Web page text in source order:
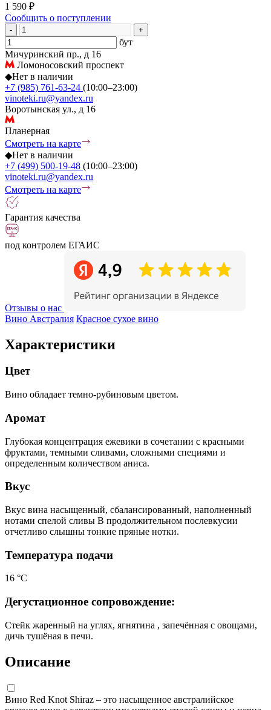
1 590 ₽
Сообщить о поступлении
- +
бут
Мичуринский пр., д 16
Ломоносовский проспект
◆Нет в наличии
+7 (985) 761-63-24 (10:00–23:00)
vinoteki.ru@yandex.ru
Воротынская ул., д 16
Планерная
Смотреть на карте
◆Нет в наличии
+7 (499) 500-19-48 (10:00–23:00)
vinoteki.ru@yandex.ru
Смотреть на карте
Гарантия качества
под контролем ЕГАИС
Отзывы о нас
Вино Австралия Красное сухое вино
Характеристики
Цвет
Вино обладает темно-рубиновым цветом.
Аромат
Глубокая концентрация ежевики в сочетании с красными
фруктами, темными сливами, сложными специями и
определенным количеством аниса.
Вкус
Вкус вина насыщенный, сбалансированный, наполненный
нотами спелой сливы В продолжительном послевкусии
отчетливо слышны тонкие пряные нотки.
Температура подачи
16 °С
Дегустационное сопровождение:
Стейк жаренный на углях, ягнятина , запечённая с овощами,
дичь тушёная в печи.
Описание
Вино Red Knot Shiraz – это насыщенное австралийское